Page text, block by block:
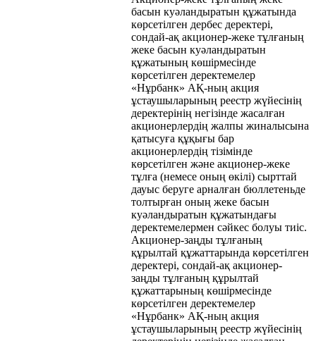
басын куәландыратын құжатында
көрсетілген дербес деректері,
сондай-ақ акционер-жеке тұлғаның
жеке басын куәландыратын
құжатының көшірмесінде
көрсетілген деректемелер
«Нұрбанк» АҚ-ның акция
ұстаушыларының реестр жүйесінің
деректерінің негізінде жасалған
акционерлердің жалпы жиналысына
қатысуға құқығы бар
акционерлердің тізімінде
көрсетілген және акционер-жеке
тұлға (немесе оның өкілі) сырттай
дауыс беруге арналған бюллетеньде
толтырған оның жеке басын
куәландыратын құжатындағы
деректемелермен сәйкес болуы тиіс.
Акционер-заңды тұлғаның
құрылтай құжаттарында көрсетілген
деректері, сондай-ақ акционер-
заңды тұлғаның құрылтай
құжаттарының көшірмесінде
көрсетілген деректемелер
«Нұрбанк» АҚ-ның акция
ұстаушыларының реестр жүйесінің